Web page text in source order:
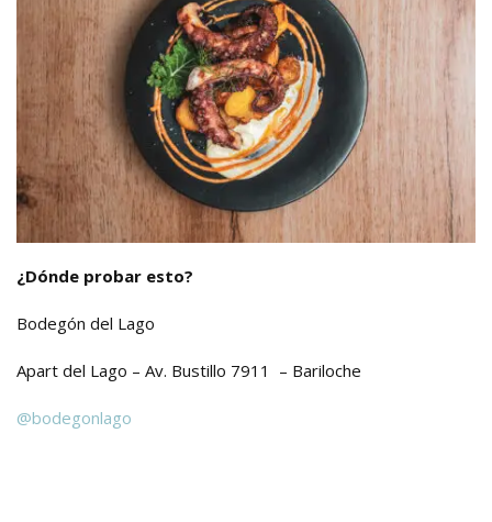
¿Dónde probar esto?
Bodegón del Lago
Apart del Lago – Av. Bustillo 7911 – Bariloche
@bodegonlago